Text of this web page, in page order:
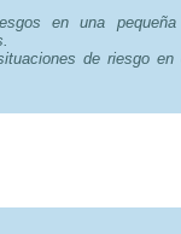
en una pequeña
de riesgo en